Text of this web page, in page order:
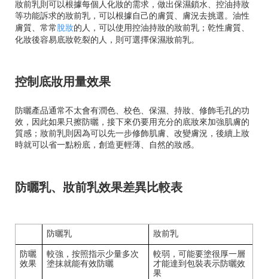
妝前乳則可以根據每個人化妝的需求，做出保濕鎖水、控油持妝
等功能訴求的妝前乳，可以根據自己的膚質、膚況去挑選。油性
膚質、常常脫妝的人，可以使用控油持妝的妝前乳；乾性膚質、
化妝後容易底妝乾裂的人，則可選擇保濕妝前乳。
控制底妝用量效果
防曬產品通常不太會有潤色、校色、保濕、持妝、修飾毛孔的功
效，因此如果只擦防曬，接下來仍要用充分的底妝來加強肌膚的
質感；妝前乳則因為可以先一步修飾肌膚、改變膚況，後續上妝
時就可以省一點粉底，創造更輕薄、自然的妝感。
防曬乳、妝前乳效果差異比較表
防曬乳
妝前乳
防曬
效果
較強，按照指示少量多次
塗抹就能有效防曬
較弱，可能要塗很厚一層
才能達到包裝表示防曬效
果